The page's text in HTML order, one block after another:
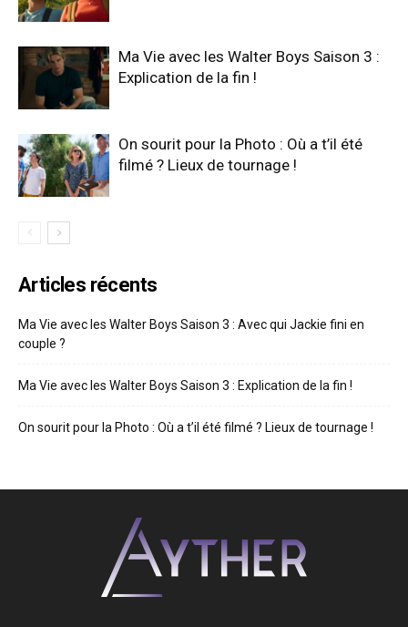
Ma Vie avec les Walter Boys Saison 3 :
Explication de la fin !
On sourit pour la Photo : Où a t’il été
filmé ? Lieux de tournage !
Articles récents
Ma Vie avec les Walter Boys Saison 3 : Avec qui Jackie fini en
couple ?
Ma Vie avec les Walter Boys Saison 3 : Explication de la fin !
On sourit pour la Photo : Où a t’il été filmé ? Lieux de tournage !